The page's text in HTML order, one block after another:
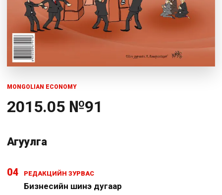
MONGOLIAN ECONOMY
2015.05 №91
Агуулга
04 РЕДАКЦИЙН ЗУРВАС
Бизнесийн шинэ дугаар